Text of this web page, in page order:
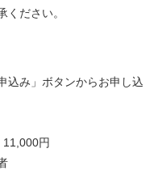
ださい。
込み」ボタンからお申し込
11,000円